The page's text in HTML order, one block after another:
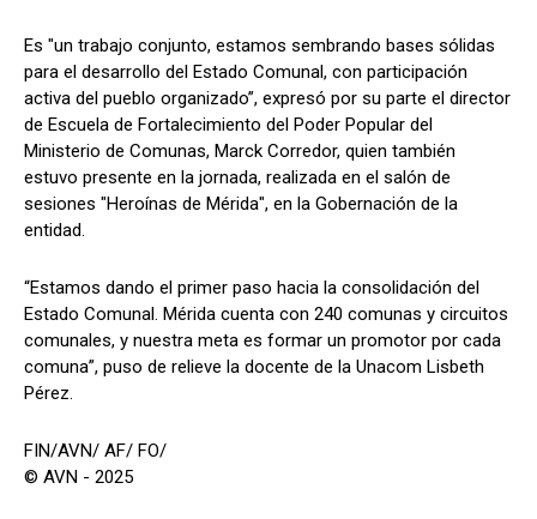
Es "un trabajo conjunto, estamos sembrando bases sólidas
para el desarrollo del Estado Comunal, con participación
activa del pueblo organizado”, expresó por su parte el director
de Escuela de Fortalecimiento del Poder Popular del
Ministerio de Comunas, Marck Corredor, quien también
estuvo presente en la jornada, realizada en el salón de
sesiones "Heroínas de Mérida", en la Gobernación de la
entidad.
“Estamos dando el primer paso hacia la consolidación del
Estado Comunal. Mérida cuenta con 240 comunas y circuitos
comunales, y nuestra meta es formar un promotor por cada
comuna”, puso de relieve la docente de la Unacom Lisbeth
Pérez.
FIN/AVN/ AF/ FO/
© AVN - 2025